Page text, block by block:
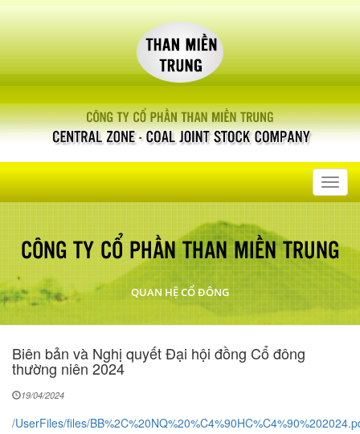
CÔNG TY CỔ PHẦN THAN MIỀN TRUNG
QUAN HỆ CỔ ĐÔNG
Biên bản và Nghị quyết Đại hội đồng Cổ đông
thường niên 2024
19/04/2024
/UserFiles/files/